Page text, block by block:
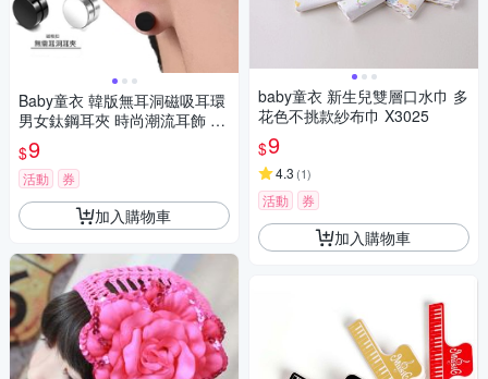
Baby童衣 韓版無耳洞磁吸耳環
男女鈦鋼耳夾 時尚潮流耳飾 11
716
$9
活動 券
加入購物車
baby童衣 新生兒雙層口水巾 多
花色不挑款紗布巾 X3025
$9
4.3 (1)
活動 券
加入購物車